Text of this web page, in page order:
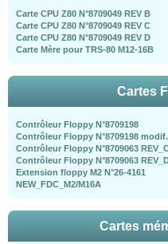
Carte CPU Z80 N°8709049 REV B
Carte CPU Z80 N°8709049 REV C
Carte CPU Z80 N°8709049 REV D
Carte Mère pour TRS-80 M12-16B
Cartes
Contrôleur Floppy N°8709198
Contrôleur Floppy N°8709198 modif.
Contrôleur Floppy N°8709063
Contrôleur Floppy N°8709063
Extension floppy M2 N°26-4161
NEW_FDC_M2/M16A
Cartes